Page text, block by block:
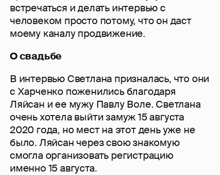
встречаться и делать интервью с
человеком просто потому, что он даст
моему каналу продвижение.
О свадьбе
В интервью Светлана призналась, что они
с Харченко поженились благодаря
Ляйсан и ее мужу Павлу Воле. Светлана
очень хотела выйти замуж 15 августа
2020 года, но мест на этот день уже не
было. Ляйсан через свою знакомую
смогла организовать регистрацию
именно 15 августа.